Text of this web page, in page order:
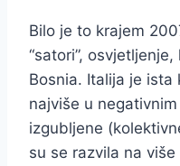
Bilo je to krajem
“satori”,
Bosnia. Italija je ista
najviše u
izgubljene
su se razvila na